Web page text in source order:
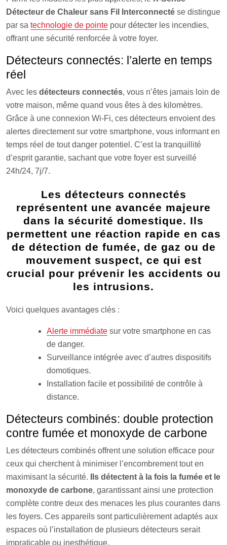
Détecteur de Chaleur sans Fil Interconnecté se distingue
par sa technologie de pointe pour détecter les incendies,
offrant une sécurité renforcée à votre foyer.
Détecteurs connectés: l’alerte en temps
réel
Avec les détecteurs connectés, vous n’êtes jamais loin de
votre maison, même quand vous êtes à des kilomètres.
Grâce à une connexion Wi-Fi, ces détecteurs envoient des
alertes directement sur votre smartphone, vous informant en
temps réel de tout danger potentiel. C’est la tranquillité
d’esprit garantie, sachant que votre foyer est surveillé
24h/24, 7j/7.
Les détecteurs connectés
représentent une avancée majeure
dans la sécurité domestique. Ils
permettent une réaction rapide en cas
de détection de fumée, de gaz ou de
mouvement suspect, ce qui est
crucial pour prévenir les accidents ou
les intrusions.
Voici quelques avantages clés :
Alerte immédiate sur votre smartphone en cas
de danger.
Surveillance intégrée avec d’autres dispositifs
domotiques.
Installation facile et possibilité de contrôle à
distance.
Détecteurs combinés: double protection
contre fumée et monoxyde de carbone
Les détecteurs combinés offrent une solution efficace pour
ceux qui cherchent à minimiser l’encombrement tout en
maximisant la sécurité.
Ils détectent à la fois la fumée et le
monoxyde de carbone, garantissant ainsi une protection
complète contre deux des menaces les plus courantes dans
les foyers. Ces appareils sont particulièrement adaptés aux
espaces où l’installation de plusieurs détecteurs serait
impraticable ou inesthétique.